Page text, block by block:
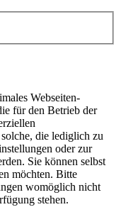
Webseiten-
für den Betrieb der
die lediglich zu
oder zur
Sie können selbst
möchten. Bitte
womöglich nicht
stehen.